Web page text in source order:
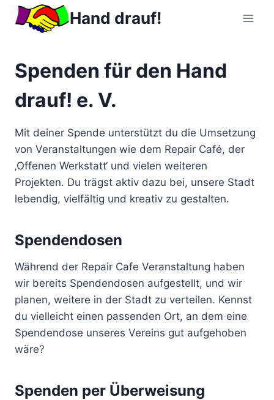
Zum
Inhalt
Hand drauf!
Spenden für den Hand
drauf! e. V.
Mit deiner Spende unterstützt du die Umsetzung
von Veranstaltungen wie dem Repair Café, der
‚Offenen Werkstatt‘ und vielen weiteren
Projekten. Du trägst aktiv dazu bei, unsere Stadt
lebendig, vielfältig und kreativ zu gestalten.
Spendendosen
Während der Repair Cafe Veranstaltung haben
wir bereits Spendendosen aufgestellt, und wir
planen, weitere in der Stadt zu verteilen. Kennst
du vielleicht einen passenden Ort, an dem eine
Spendendose unseres Vereins gut aufgehoben
wäre?
Spenden per Überweisung